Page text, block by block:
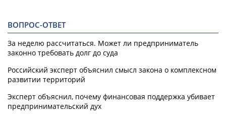
ВОПРОС-ОТВЕТ
За неделю рассчитаться. Может ли предприниматель
законно требовать долг до суда
Российский эксперт объяснил смысл закона о комплексном
развитии территорий
Эксперт объяснил, почему финансовая поддержка убивает
предпринимательский дух